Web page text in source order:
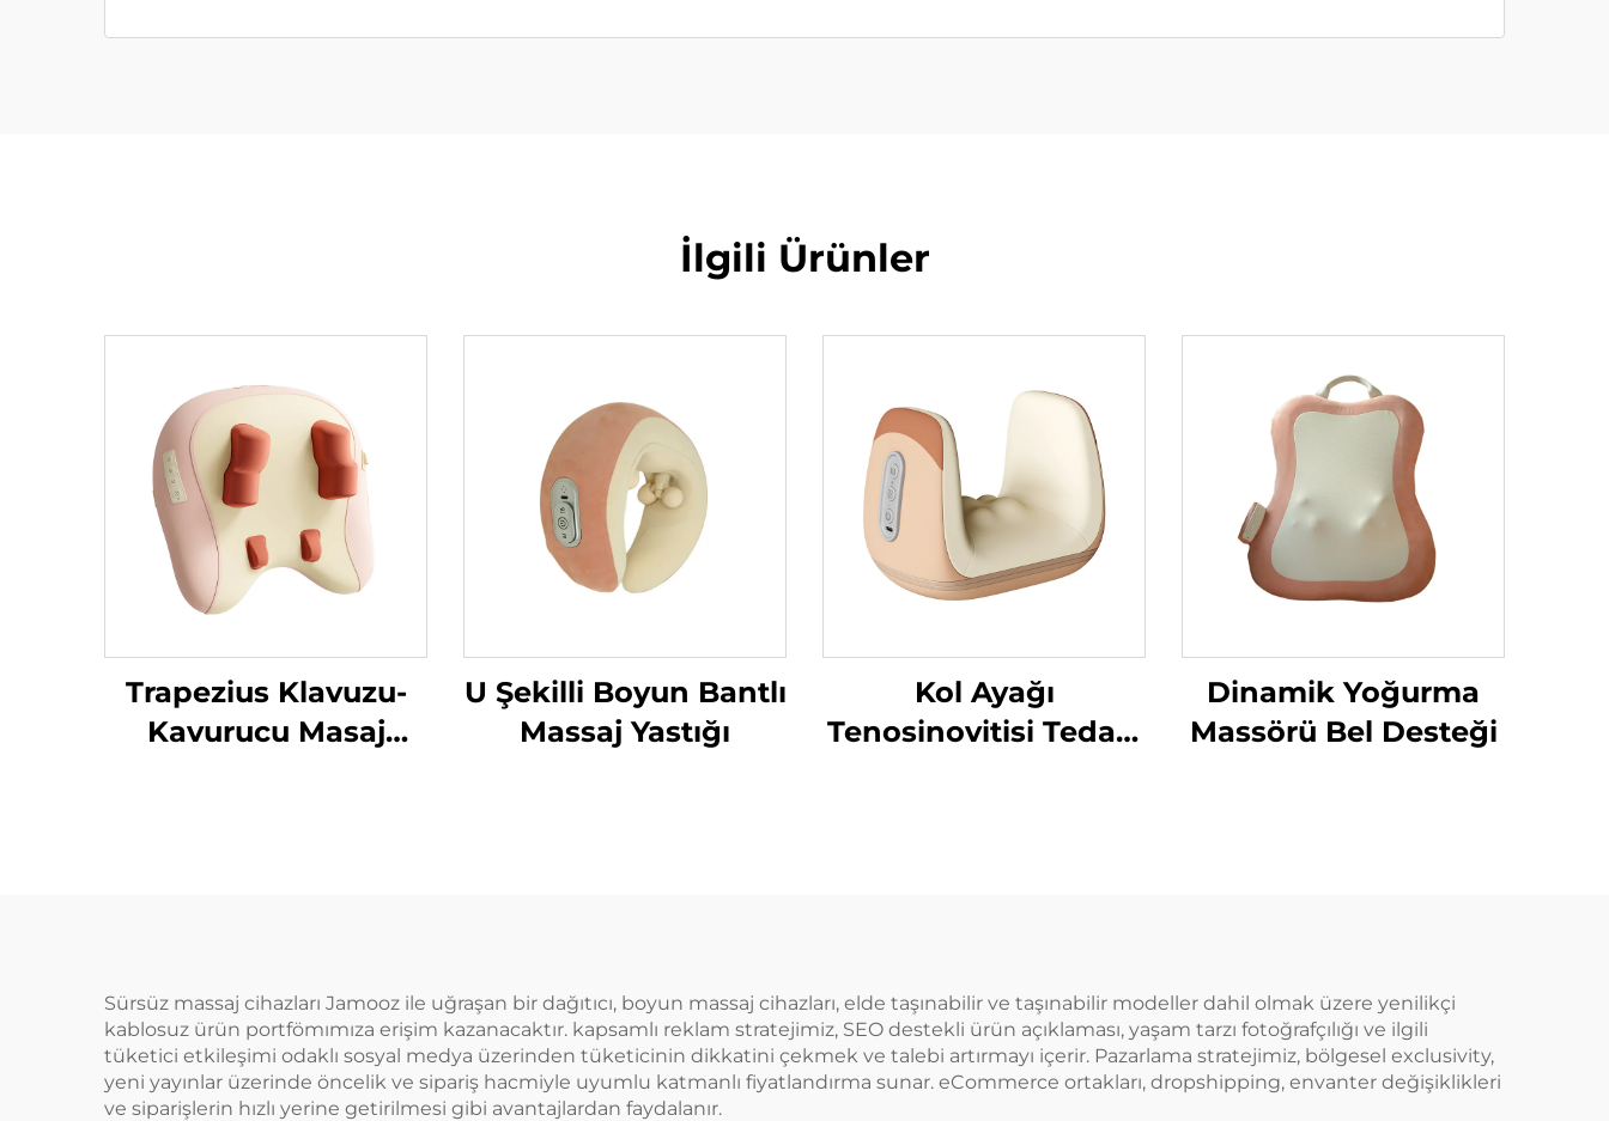
İlgili Ürünler
Trapezius Klavuzu-
Kavurucu Masaj
U Şekilli Boyun Bantlı
Massaj Yastığı
Kol Ayağı
Tenosinovitisi Tedavi
Dinamik Yoğurma
Massörü Bel Desteği
Sürsüz massaj cihazları Jamooz ile uğraşan bir dağıtıcı, boyun massaj cihazları, elde taşınabilir ve taşınabilir modeller dahil olmak üzere yenilikçi
kablosuz ürün portfömımıza erişim kazanacaktır. kapsamlı reklam stratejimiz, SEO destekli ürün açıklaması, yaşam tarzı fotoğrafçılığı ve ilgili
tüketici etkileşimi odaklı sosyal medya üzerinden tüketicinin dikkatini çekmek ve talebi artırmayı içerir. Pazarlama stratejimiz, bölgesel exclusivity,
yeni yayınlar üzerinde öncelik ve sipariş hacmiyle uyumlu katmanlı fiyatlandırma sunar. eCommerce ortakları, dropshipping, envanter değişiklikleri
ve siparişlerin hızlı yerine getirilmesi gibi avantajlardan faydalanır.